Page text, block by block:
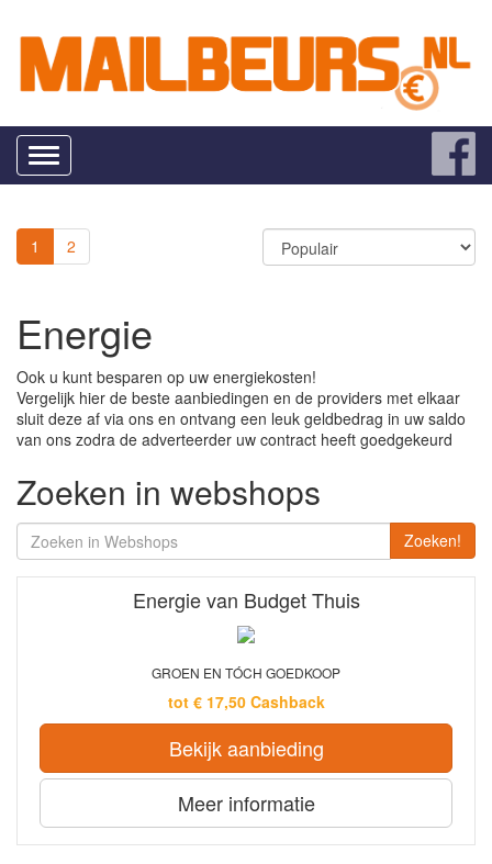
Toggle
navigation
1 2
Energie
Ook u kunt besparen op uw energiekosten!
Vergelijk hier de beste aanbiedingen en de providers met elkaar
sluit deze af via ons en ontvang een leuk geldbedrag in uw saldo
van ons zodra de adverteerder uw contract heeft goedgekeurd
Zoeken in webshops
Zoeken!
Energie van Budget Thuis
GROEN EN TÓCH GOEDKOOP
tot € 17,50 Cashback
Bekijk aanbieding
Meer informatie